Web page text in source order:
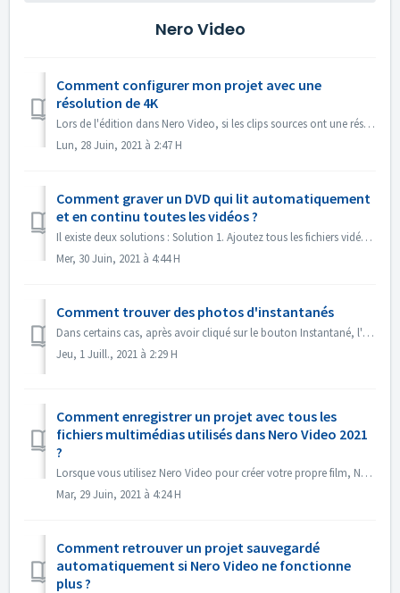
Nero Video
Comment configurer mon projet avec une
résolution de 4K
Lors de l'édition dans Nero Video, si les clips sources ont une résolution de 4K ou plus, et que vous souhaitez avoir le fichier de sortie également en ...
Lun, 28 Juin, 2021 à 2:47 H
Comment graver un DVD qui lit automatiquement
et en continu toutes les vidéos ?
Il existe deux solutions : Solution 1. Ajoutez tous les fichiers vidéo dans un seul titre. Dans l'écran d'édition, importez tous les fichiers vidéo...
Mer, 30 Juin, 2021 à 4:44 H
Comment trouver des photos d'instantanés
Dans certains cas, après avoir cliqué sur le bouton Instantané, l'image instantanée n'apparaît pas dans Mes médias. Vous pouvez retrouver l'imag...
Jeu, 1 Juill., 2021 à 2:29 H
Comment enregistrer un projet avec tous les
fichiers multimédias utilisés dans Nero Video 2021
?
Lorsque vous utilisez Nero Video pour créer votre propre film, Nero Video peut importer vos propres fichiers multimédia tels que des vidéos, de la musique o...
Mar, 29 Juin, 2021 à 4:24 H
Comment retrouver un projet sauvegardé
automatiquement si Nero Video ne fonctionne
plus ?